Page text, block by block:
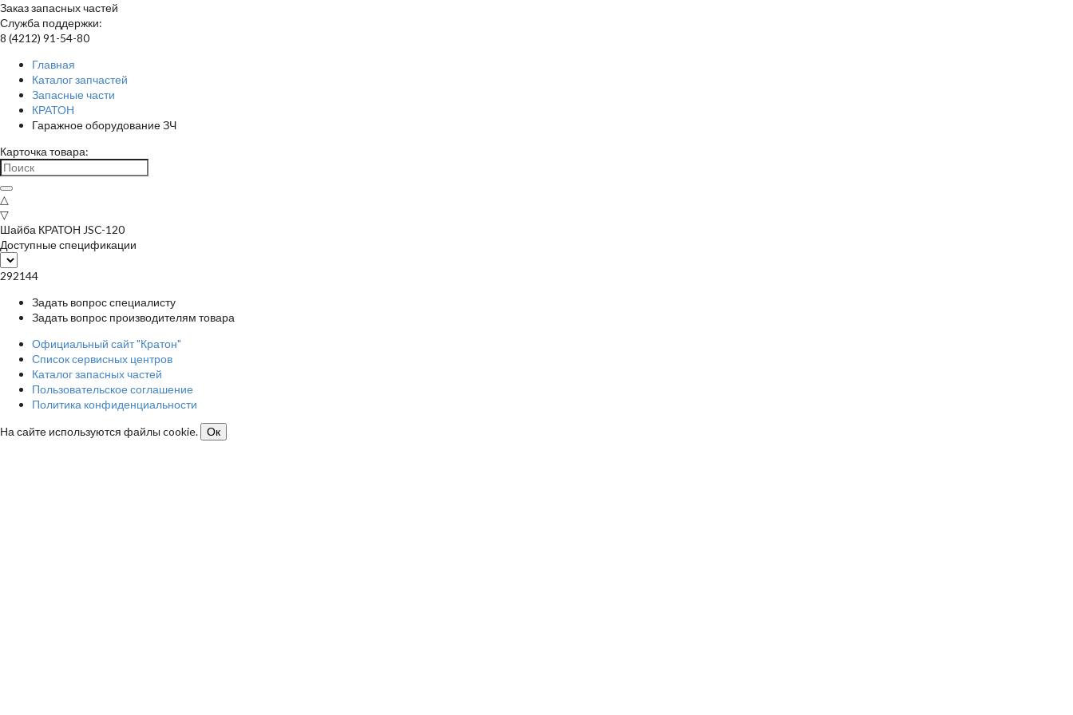
Заказ запасных частей
Служба поддержки:
8 (4212) 91-54-80
Главная
Каталог запчастей
Запасные части
КРАТОН
Гаражное оборудование ЗЧ
Карточка товара:
△
▽
Шайба КРАТОН JSC-120
Доступные спецификации
292144
Задать вопрос специалисту
Задать вопрос производителям товара
Официальный сайт "Кратон"
Список сервисных центров
Каталог запасных частей
Пользовательское соглашение
Политика конфиденциальности
На сайте используются файлы cookie.
Ок